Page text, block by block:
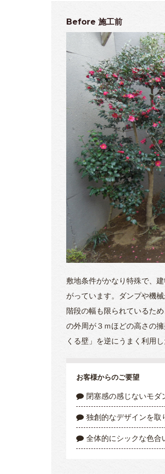
Before 施工前
敷地条件がかなり特殊で、
がっています。ダンプや機
階段の幅も限られているた
の外周が３ｍほどの高さの
くる壁」を逆にうまく利用
お客様からのご要望
閉塞感の感じないモダ
独創的なデザインを取
全体的にシックな色合